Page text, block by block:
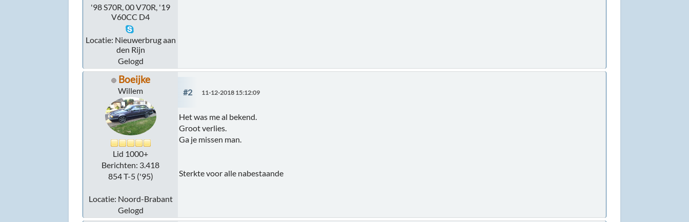
'98 S70R, 00 V70R, '19
V60CC D4
Locatie: Nieuwerbrug aan
den Rijn
Gelogd
Boeijke
Willem
Lid 1000+
Berichten: 3.418
854 T-5 ('95)
Locatie: Noord-Brabant
Gelogd
#2 11-12-2018 15:12:09
Het was me al bekend.
Groot verlies.
Ga je missen man.
Sterkte voor alle nabestaande